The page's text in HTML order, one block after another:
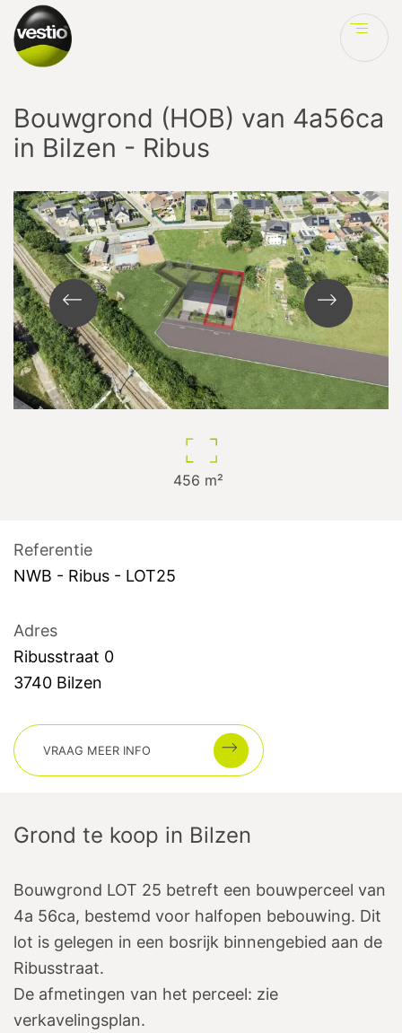
Bouwgrond (HOB) van 4a56ca
in Bilzen - Ribus
456 m²
Referentie
NWB - Ribus - LOT25
Adres
Ribusstraat 0
3740 Bilzen
VRAAG MEER INFO
Grond te koop in Bilzen
Bouwgrond LOT 25 betreft een bouwperceel van
4a 56ca, bestemd voor halfopen bebouwing. Dit
lot is gelegen in een bosrijk binnengebied aan de
Ribusstraat.
De afmetingen van het perceel: zie
verkavelingsplan.